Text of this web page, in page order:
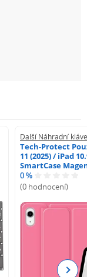
Další Náhradní
Tech-Protect
11 (2025) / iPad
SmartCase
0 %
(0 hodnocení)
Next